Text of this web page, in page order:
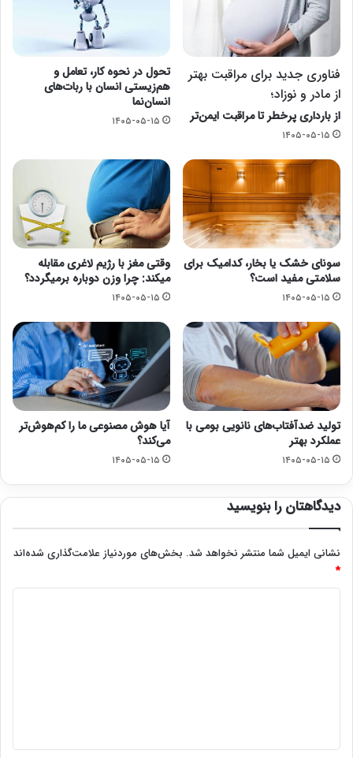
فناوری جدید برای مراقبت بهتر
از مادر و نوزاد؛
از بارداری پرخطر تا مراقبت ایمن‌تر
۱۴۰۵-۰۵-۱۵
تحول در نحوه کار، تعامل و
هم‌زیستی انسان با ربات‌های
انسان‌نما
۱۴۰۵-۰۵-۱۵
سونای خشک یا بخار، کدامیک برای
سلامتی مفید است؟
۱۴۰۵-۰۵-۱۵
وقتی مغز با رژیم لاغری مقابله
میکند: چرا وزن دوباره برمیگردد؟
۱۴۰۵-۰۵-۱۵
تولید ضدآفتاب‌های نانویی بومی با
عملکرد بهتر
۱۴۰۵-۰۵-۱۵
آیا هوش مصنوعی ما را کم‌هوش‌تر
می‌کند؟
۱۴۰۵-۰۵-۱۵
دیدگاهتان را بنویسید
نشانی ایمیل شما منتشر نخواهد شد. بخش‌های موردنیاز علامت‌گذاری شده‌اند
*